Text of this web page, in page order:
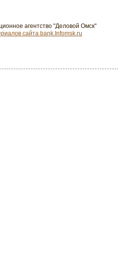
агентство "Деловой Омск"
сайта bank.Infomsk.ru